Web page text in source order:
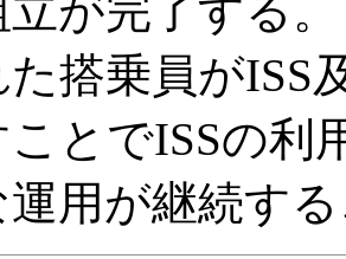
立が完了する。
搭乗員がISS
とでISSの利
運用が継続す